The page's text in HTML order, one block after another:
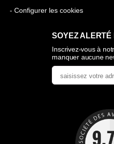
- Configurer les cookies
SOYEZ ALERTÉ
Inscrivez-vous à
manquer aucune